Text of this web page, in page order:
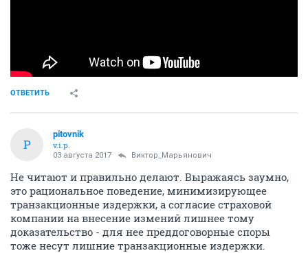
ОТВЕТИТЬ
P
pitovnik
v.i.p.
03 августа 2017 Виктор_Марьянович
Не читают и правильно делают. Выражаясь заумно,
это рациональное поведение, минимизирующее
транзакционные издержки, а согласие страховой
компании на внесение измений лишнее тому
доказательство - для нее преддоговорные споры
тоже несут лишние транзакционные издержки.